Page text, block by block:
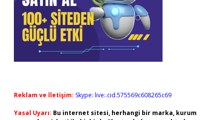
Reklam ve İletişim: Skype: live:.cid.575569c608265c69
Yasal Uyarı: Bu internet sitesi, herhangi bir marka, kurum